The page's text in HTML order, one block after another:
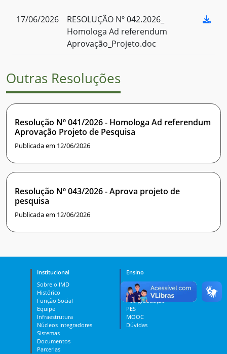
17/06/2026
RESOLUÇÃO Nº 042.2026_
Homologa Ad referendum
Aprovação_Projeto.doc
Outras Resoluções
Resolução Nº 041/2026 - Homologa Ad referendum
Aprovação Projeto de Pesquisa
Publicada em 12/06/2026
Resolução Nº 043/2026 - Aprova projeto de
pesquisa
Publicada em 12/06/2026
Institucional
Sobre o IMD
Histórico
Função Social
Equipe
Infraestrutura
Núcleos Integradores
Sistemas
Documentos
Parcerias
Ensino
Curso Técnico
Graduação
Pós-graduação
PES
MOOC
Dúvidas